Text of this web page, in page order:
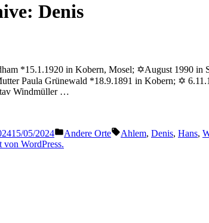
Denis
*15.1.1920 in Kobern, Mosel; ✡August 1990 in
Paula Grünewald *18.9.1891 in Kobern; ✡
Windmüller …
15/05/2024
Veröffentlicht
Andere Orte Schlagwörter:
Ahlem, Denis, Hans,
von WordPress.